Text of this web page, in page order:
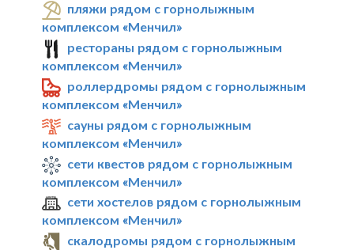
пляжи рядом с горнолыжным
комплексом «Менчил»
рестораны рядом с горнолыжным
комплексом «Менчил»
роллердромы рядом с горнолыжным
комплексом «Менчил»
сауны рядом с горнолыжным
комплексом «Менчил»
сети квестов рядом с горнолыжным
комплексом «Менчил»
сети хостелов рядом с горнолыжным
комплексом «Менчил»
скалодромы рядом с горнолыжным